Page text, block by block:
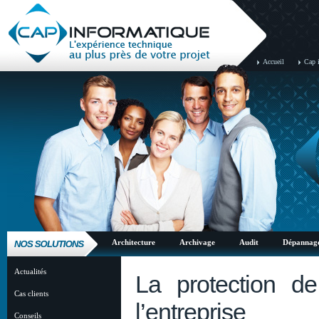
Accueil Cap
Architecture Archivage Audit
Actualités
Cas clients
Conseils
La protection
l’entreprise